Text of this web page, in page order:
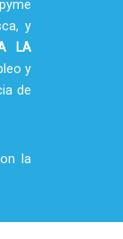
y
LA
y
de
la